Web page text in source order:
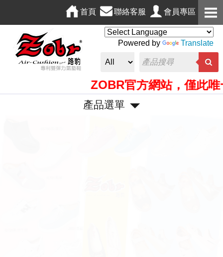
會員專區
聯絡客服
首頁
Powered by Translate
ZOBR官方網站，僅此唯一
產品選單